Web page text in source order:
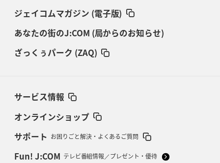
ジェイコムマガジン (電子版)
あなたの街のJ:COM (局からのお知らせ)
ざっくぅパーク (ZAQ)
サービス情報
オンラインショップ
サポート お困りごと解決・よくあるご質問
Fun! J:COM テレビ番組情報／プレゼント・優待